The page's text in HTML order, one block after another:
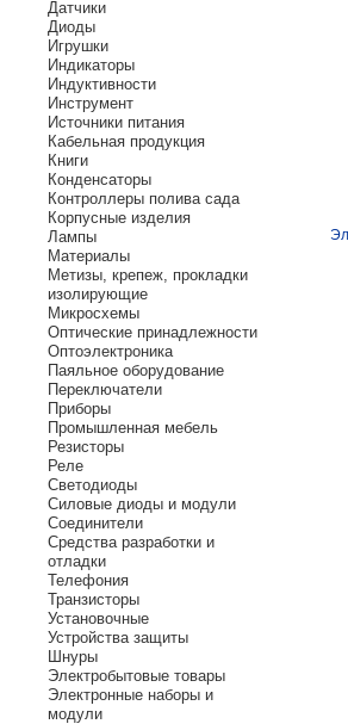
Датчики
Диоды
Игрушки
Индикаторы
Индуктивности
Инструмент
Источники питания
Кабельная продукция
Книги
Конденсаторы
Контроллеры полива сада
Корпусные изделия
Лампы
Материалы
Метизы, крепеж, прокладки
изолирующие
Микросхемы
Оптические принадлежности
Оптоэлектроника
Паяльное оборудование
Переключатели
Приборы
Промышленная мебель
Резисторы
Реле
Светодиоды
Силовые диоды и модули
Соединители
Средства разработки и
отладки
Телефония
Транзисторы
Установочные
Устройства защиты
Шнуры
Электробытовые товары
Электронные наборы и
модули